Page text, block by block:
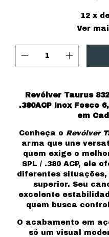
12 x
Ver
Revólver Taurus
.380ACP Inox Fosco
em
Conheça o Revólver
arma que une
quem exige o
SPL / .380 ACP, ele
diferentes situações,
superior. Seu
excelente
quem busca
O acabamento em
só um visual